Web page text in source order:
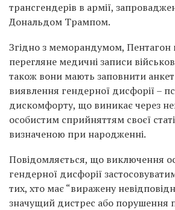
трансгендерів в армії,
Дональдом Трампом.
Згідно з меморандумом, Пентагон
перегляне медичні записи
також вони мають заповнити
виявлення гендерної дисфорії –
дискомфорту, що виникає через
особистим сприйняттям своєї
визначеною при народженні.
Повідомляється, що виключення
гендерної дисфорії
тих, хто має “виражену
значущий дистрес або порушення